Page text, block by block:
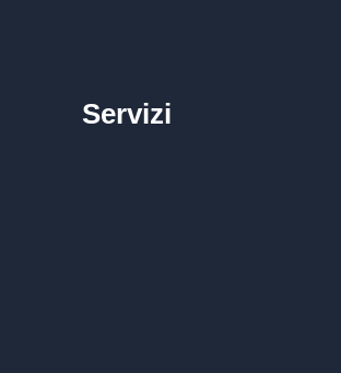
Servizi